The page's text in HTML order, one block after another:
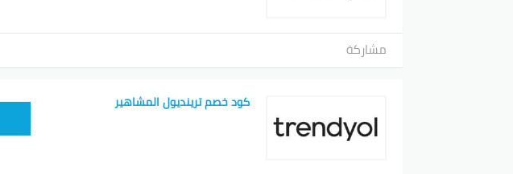
مشاركة
كود خصم ترينديول المشاهير